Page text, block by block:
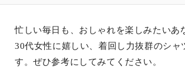
忙しい毎日も、おしゃれを楽しみたいあ
30代女性に嬉しい、着回し力抜群のシャ
す。ぜひ参考にしてみてください。